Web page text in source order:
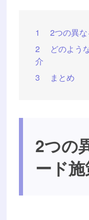
1
2つの異
2
どのよう
介
3
まとめ
2つの
ード